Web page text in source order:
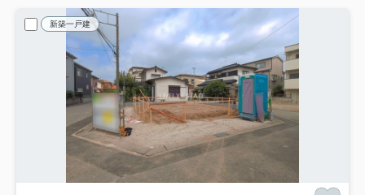
新築一戸建